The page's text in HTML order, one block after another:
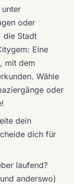
oder
die Stadt
Eine
mit dem
Wähle
oder
dein
dich für
laufend?
anderswo)